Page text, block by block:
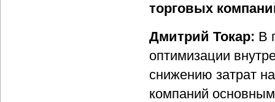
торговых
Дмитрий Токар: В
оптимизации
снижению затрат
компаний